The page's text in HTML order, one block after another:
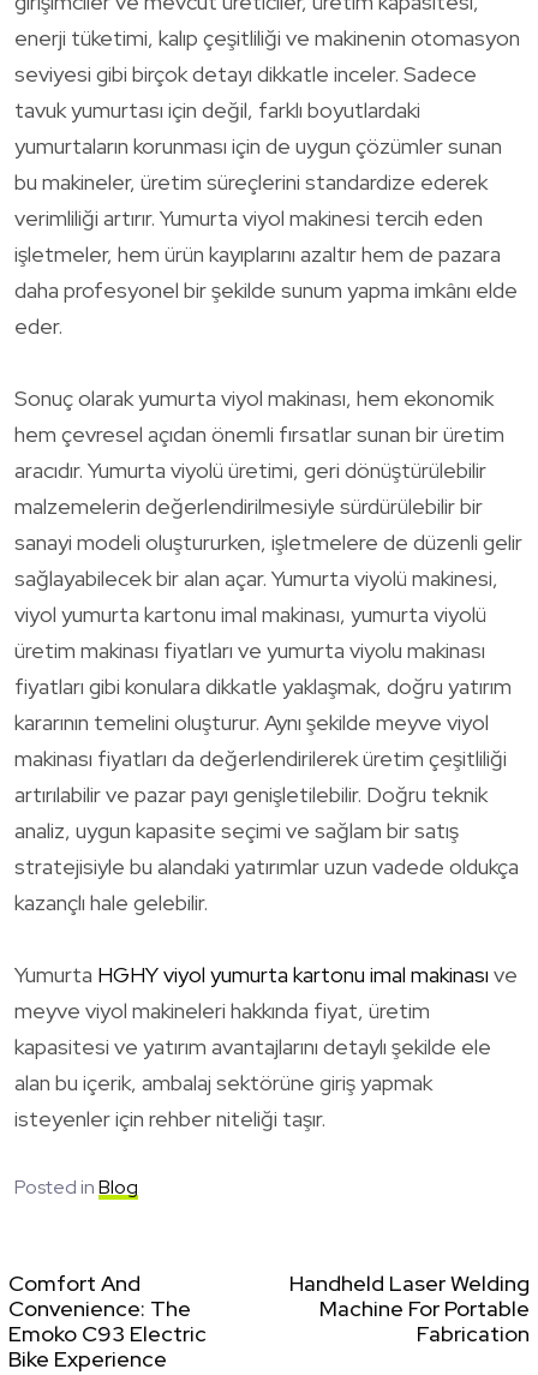
enerji tüketimi, kalıp çeşitliliği ve makinenin otomasyon
seviyesi gibi birçok detayı dikkatle inceler. Sadece
tavuk yumurtası için değil, farklı boyutlardaki
yumurtaların korunması için de uygun çözümler sunan
bu makineler, üretim süreçlerini standardize ederek
verimliliği artırır. Yumurta viyol makinesi tercih eden
işletmeler, hem ürün kayıplarını azaltır hem de pazara
daha profesyonel bir şekilde sunum yapma imkânı elde
eder.
Sonuç olarak yumurta viyol makinası, hem ekonomik
hem çevresel açıdan önemli fırsatlar sunan bir üretim
aracıdır. Yumurta viyolü üretimi, geri dönüştürülebilir
malzemelerin değerlendirilmesiyle sürdürülebilir bir
sanayi modeli oluştururken, işletmelere de düzenli gelir
sağlayabilecek bir alan açar. Yumurta viyolü makinesi,
viyol yumurta kartonu imal makinası, yumurta viyolü
üretim makinası fiyatları ve yumurta viyolu makinası
fiyatları gibi konulara dikkatle yaklaşmak, doğru yatırım
kararının temelini oluşturur. Aynı şekilde meyve viyol
makinası fiyatları da değerlendirilerek üretim çeşitliliği
artırılabilir ve pazar payı genişletilebilir. Doğru teknik
analiz, uygun kapasite seçimi ve sağlam bir satış
stratejisiyle bu alandaki yatırımlar uzun vadede oldukça
kazançlı hale gelebilir.
Yumurta HGHY viyol yumurta kartonu imal makinası ve
meyve viyol makineleri hakkında fiyat, üretim
kapasitesi ve yatırım avantajlarını detaylı şekilde ele
alan bu içerik, ambalaj sektörüne giriş yapmak
isteyenler için rehber niteliği taşır.
Posted inBlog
Comfort And
Convenience: The
Emoko C93 Electric
Bike Experience
Handheld Laser Welding
Machine For Portable
Fabrication